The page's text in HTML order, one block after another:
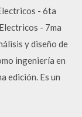
- 6ta
- 7ma
y diseño de
ingeniería en
edición. Es un